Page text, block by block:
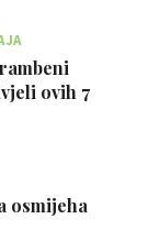
ovih 7
osmijeha